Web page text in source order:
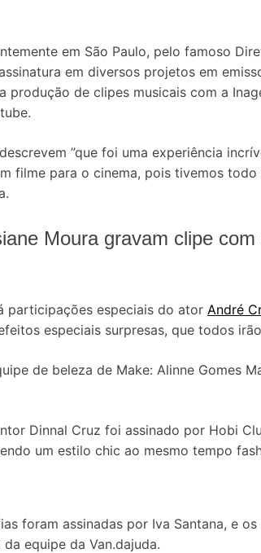
em São Paulo, pelo famoso
em diversos projetos em
produção de clipes musicais com a
”que foi uma experiência
filme para o cinema, pois tivemos
Moura gravam clipe
participações especiais do ator André
especiais surpresas, que todos
de beleza de Make: Alinne Gomes
Dinnal Cruz foi assinado por Hobi
um estilo chic ao mesmo tempo
foram assinadas por Iva Santana, e
equipe da Van.dajuda.